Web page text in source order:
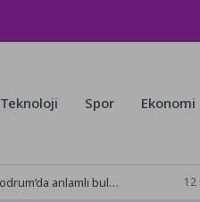
Teknoloji Spor Ekonomi
anlamlı buluşma! Özgür Aras’ın çok konuşulan kitabı yeni baskısını Titanic Luxury Collection Bodrum’da kutladı 12